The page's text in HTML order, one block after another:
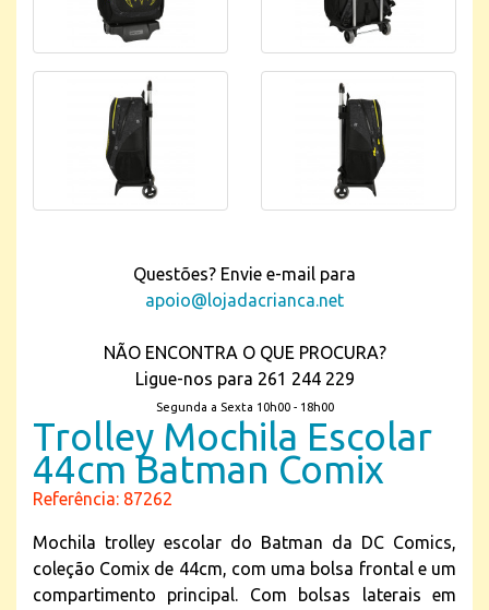
Questões? Envie e-mail para
apoio@lojadacrianca.net
NÃO ENCONTRA O QUE PROCURA?
Ligue-nos para 261 244 229
Segunda a Sexta 10h00 - 18h00
Trolley Mochila Escolar
44cm Batman Comix
Referência: 87262
Mochila trolley escolar do Batman da DC Comics,
coleção Comix de 44cm, com uma bolsa frontal e um
compartimento principal. Com bolsas laterais em